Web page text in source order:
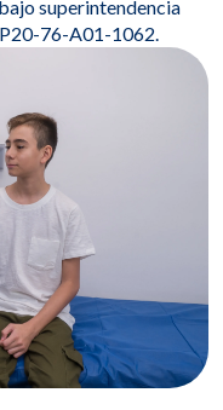
superintendencia
76-A01-1062.